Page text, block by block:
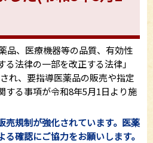
品、医療機器等の品質、有効性
法律の一部を改正する法律」
れ、要指導医薬品の販売や指定
する事項が令和8年5月1日より施
売規制が強化されています。医薬
確認にご協力をお願いします。